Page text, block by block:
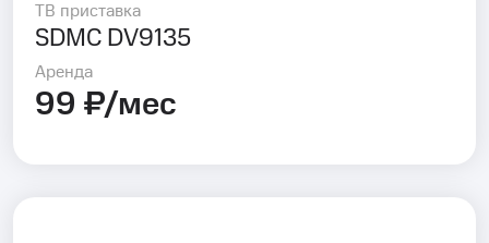
ТВ приставка
SDMC DV9135
Аренда
99 ₽/мес